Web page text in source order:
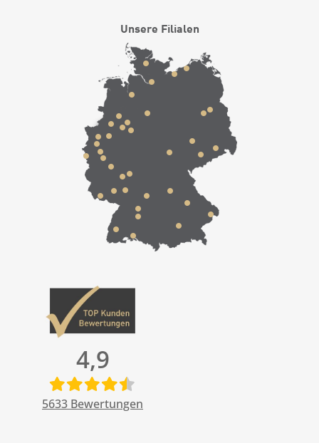
Unsere Filialen
4,9
5633 Bewertungen